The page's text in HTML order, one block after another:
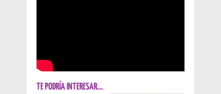
TE PODRÍA INTERESAR...